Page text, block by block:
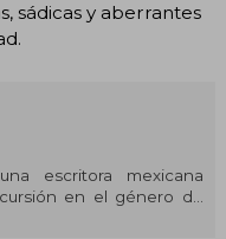
sádicas y aberrantes
escritora mexicana
en el género de
más destacada, "El